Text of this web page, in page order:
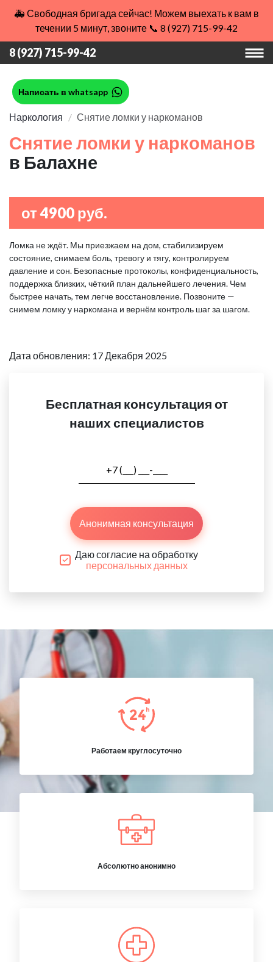
🚑 Свободная бригада сейчас! Можем выехать к вам в
течении 5 минут, звоните 📞 8 (927) 715-99-42
8 (927) 715-99-42
Написать в whatsapp
Наркология Снятие ломки у наркоманов
Снятие ломки у наркоманов
в Балахне
от 4900 руб.
Ломка не ждёт. Мы приезжаем на дом, стабилизируем
состояние, снимаем боль, тревогу и тягу, контролируем
давление и сон. Безопасные протоколы, конфиденциальность,
поддержка близких, чёткий план дальнейшего лечения. Чем
быстрее начать, тем легче восстановление. Позвоните —
снимем ломку у наркомана и вернём контроль шаг за шагом.
Дата обновления: 17 Декабря 2025
Бесплатная консультация от
наших специалистов
Анонимная консультация
Даю согласие на обработку
персональных данных
Работаем круглосуточно
Абсолютно анонимно